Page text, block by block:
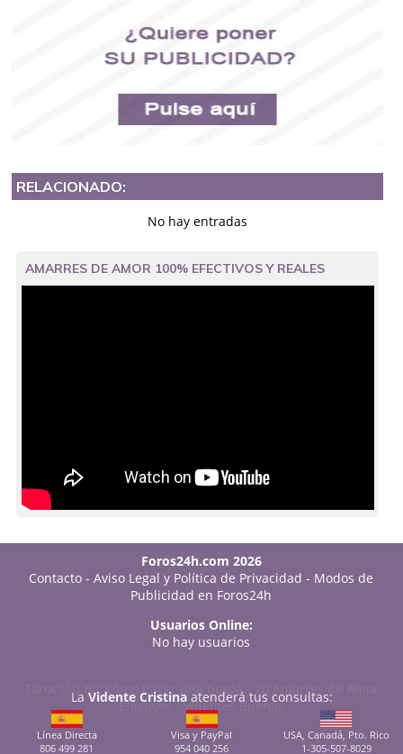
RELACIONADO:
No hay entradas
AMARRES DE AMOR 100% EFECTIVOS Y REALES
Foros24h.com 2026
Contacto -Aviso Legal y Política de Privacidad - Modos de
Publicidad en Foros24h
Usuarios Online:
No hay usuarios
Tarot sí o no: cómo hacer una tirada-
20 Amarres de Amor
Efectivos-Videntes Buenas
La Vidente Cristinaatenderá tus consultas:
Línea Directa
806 499 281
Visa y PayPal
954 040 256
USA, Canadá, Pto. Rico
1-305-507-8029